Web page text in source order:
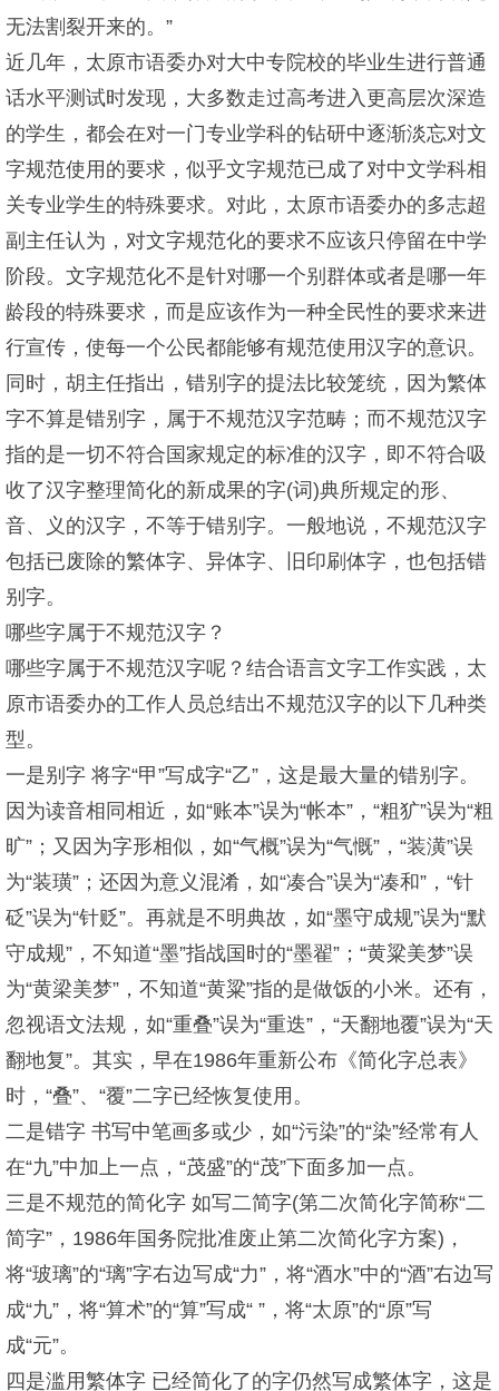
无法割裂开来的。”
近几年，太原市语委办对大中专院校的毕业生进行普通
话水平测试时发现，大多数走过高考进入更高层次深造
的学生，都会在对一门专业学科的钻研中逐渐淡忘对文
字规范使用的要求，似乎文字规范已成了对中文学科相
关专业学生的特殊要求。对此，太原市语委办的多志超
副主任认为，对文字规范化的要求不应该只停留在中学
阶段。文字规范化不是针对哪一个别群体或者是哪一年
龄段的特殊要求，而是应该作为一种全民性的要求来进
行宣传，使每一个公民都能够有规范使用汉字的意识。
同时，胡主任指出，错别字的提法比较笼统，因为繁体
字不算是错别字，属于不规范汉字范畴；而不规范汉字
指的是一切不符合国家规定的标准的汉字，即不符合吸
收了汉字整理简化的新成果的字(词)典所规定的形、
音、义的汉字，不等于错别字。一般地说，不规范汉字
包括已废除的繁体字、异体字、旧印刷体字，也包括错
别字。
哪些字属于不规范汉字？
哪些字属于不规范汉字呢？结合语言文字工作实践，太
原市语委办的工作人员总结出不规范汉字的以下几种类
型。
一是别字 将字“甲”写成字“乙”，这是最大量的错别字。
因为读音相同相近，如“账本”误为“帐本”，“粗犷”误为“粗
旷”；又因为字形相似，如“气概”误为“气慨”，“装潢”误
为“装璜”；还因为意义混淆，如“凑合”误为“凑和”，“针
砭”误为“针贬”。再就是不明典故，如“墨守成规”误为“默
守成规”，不知道“墨”指战国时的“墨翟”；“黄粱美梦”误
为“黄梁美梦”，不知道“黄粱”指的是做饭的小米。还有，
忽视语文法规，如“重叠”误为“重迭”，“天翻地覆”误为“天
翻地复”。其实，早在1986年重新公布《简化字总表》
时，“叠”、“覆”二字已经恢复使用。
二是错字 书写中笔画多或少，如“污染”的“染”经常有人
在“九”中加上一点，“茂盛”的“茂”下面多加一点。
三是不规范的简化字 如写二简字(第二次简化字简称“二
简字”，1986年国务院批准废止第二次简化字方案)，
将“玻璃”的“璃”字右边写成“力”，将“酒水”中的“酒”右边写
成“九”，将“算术”的“算”写成“ ”，将“太原”的“原”写
成“元”。
四是滥用繁体字 已经简化了的字仍然写成繁体字，这是